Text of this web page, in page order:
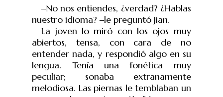
‒No nos entiendes, ¿verdad? ¿Hablas
nuestro idioma?‒le preguntó Jian.
La joven lo miró con los ojos muy
abiertos, tensa, con cara de no
entender nada, y respondió algo en su
lengua. Tenía una fonética muy
peculiar; sonaba extrañamente
melodiosa. Las piernas le temblaban un